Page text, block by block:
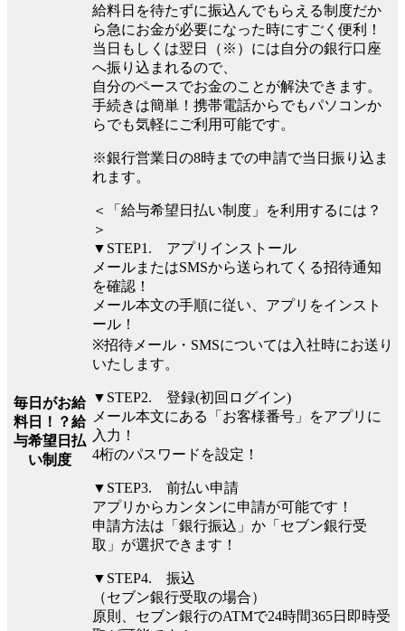
毎日がお給
料日！？給
与希望日払
い制度
給料日を待たずに振込んでもらえる制度だか
ら急にお金が必要になった時にすごく便利！
当日もしくは翌日（※）には自分の銀行口座
へ振り込まれるので、
自分のペースでお金のことが解決できます。
手続きは簡単！携帯電話からでもパソコンか
らでも気軽にご利用可能です。
※銀行営業日の8時までの申請で当日振り込ま
れます。
＜「給与希望日払い制度」を利用するには？
＞
▼STEP1. アプリインストール
メールまたはSMSから送られてくる招待通知
を確認！
メール本文の手順に従い、アプリをインスト
ール！
※招待メール・SMSについては入社時にお送り
いたします。
▼STEP2. 登録(初回ログイン)
メール本文にある「お客様番号」をアプリに
入力！
4桁のパスワードを設定！
▼STEP3. 前払い申請
アプリからカンタンに申請が可能です！
申請方法は「銀行振込」か「セブン銀行受
取」が選択できます！
▼STEP4. 振込
（セブン銀行受取の場合）
原則、セブン銀行のATMで24時間365日即時受